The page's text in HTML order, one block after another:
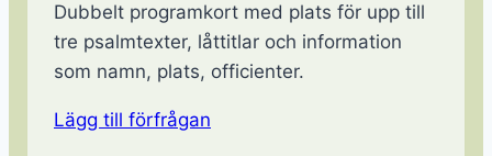
Dubbelt programkort med plats för upp till
tre psalmtexter, låttitlar och information
som namn, plats, officienter.
Lägg till förfrågan